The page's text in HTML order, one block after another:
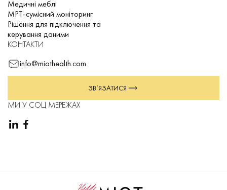
Медичні меблі
МРТ-сумісний моніторинг
Рішення для підключення та
керування даними
КОНТАКТИ
info@miothealth.com
ЗВ’ЯЗАТИСЯ
МИ У СОЦ МЕРЕЖАХ